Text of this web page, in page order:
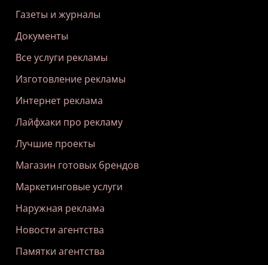
Газеты и журналы
Документы
Все услуги рекламы
Изготовление рекламы
Интернет реклама
Лайфхаки про рекламу
Лучшие проекты
Магазин готовых брендов
Маркетинговые услуги
Наружная реклама
Новости агентства
Памятки агентства